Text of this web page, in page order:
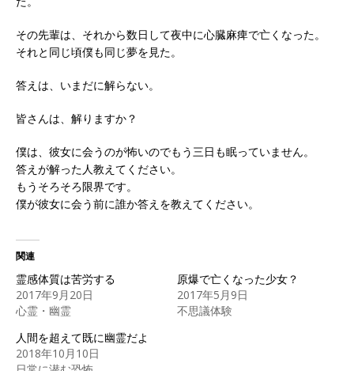
その先輩は、それから数日して夜中に心臓麻痺で亡くなった。
それと同じ頃僕も同じ夢を見た。
答えは、いまだに解らない。
皆さんは、解りますか？
僕は、彼女に会うのが怖いのでもう三日も眠っていません。
答えが解った人教えてください。
もうそろそろ限界です。
僕が彼女に会う前に誰か答えを教えてください。
関連
霊感体質は苦労する
2017年9月20日
心霊・幽霊
原爆で亡くなった少女？
2017年5月9日
不思議体験
人間を超えて既に幽霊だよ
2018年10月10日